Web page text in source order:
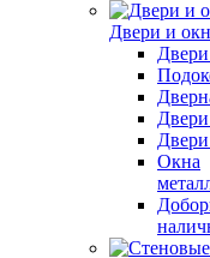
Двери и
Окна